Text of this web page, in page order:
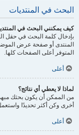
البحث في المنتديات
كيف يمكنني البحث في
بإدخال كلمة البحث في حقل
المنتدى أو صفحة عرض
المتوفر أعلى الصفحات كلها.
أعلى
لماذا لا يعطي أي نتائج؟
أخرى وكن أكثر تحديدًا
أعلى